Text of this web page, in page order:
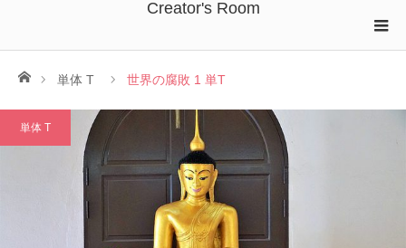
Creator's Room
ホーム単体 T 世界の腐敗 1 単T
単体 T